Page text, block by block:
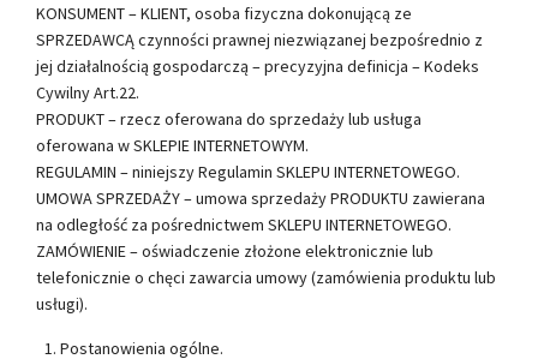
KONSUMENT – KLIENT, osoba fizyczna dokonującą ze
SPRZEDAWCĄ czynności prawnej niezwiązanej bezpośrednio z
jej działalnością gospodarczą – precyzyjna definicja – Kodeks
Cywilny Art.22.
PRODUKT – rzecz oferowana do sprzedaży lub usługa
oferowana w SKLEPIE INTERNETOWYM.
REGULAMIN – niniejszy Regulamin SKLEPU INTERNETOWEGO.
UMOWA SPRZEDAŻY – umowa sprzedaży PRODUKTU zawierana
na odległość za pośrednictwem SKLEPU INTERNETOWEGO.
ZAMÓWIENIE – oświadczenie złożone elektronicznie lub
telefonicznie o chęci zawarcia umowy (zamówienia produktu lub
usługi).
Postanowienia ogólne.